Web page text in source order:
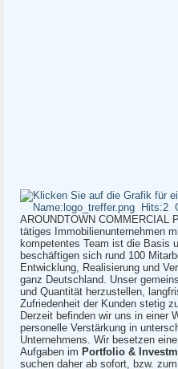
AROUNDTOWN COMMERCIAL
tätiges Immobilienunternehmen
kompetentes Team ist die Basis
beschäftigen sich rund 100
Entwicklung, Realisierung und
ganz Deutschland. Unser
und Quantität herzustellen,
Zufriedenheit der Kunden stetig
Derzeit befinden wir uns in einer
personelle Verstärkung in
Unternehmens. Wir besetzen
Aufgaben im Portfolio &
suchen daher ab sofort, bzw.